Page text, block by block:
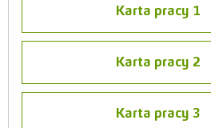
Karta pracy 1
Karta pracy 2
Karta pracy 3